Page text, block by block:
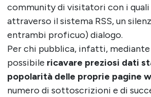
community di visitatori con i quali
attraverso il sistema RSS, un
entrambi proficuo) dialogo.
Per chi pubblica, infatti, mediante
possibile ricavare preziosi dati
popolarità delle proprie pagine
numero di sottoscrizioni e di